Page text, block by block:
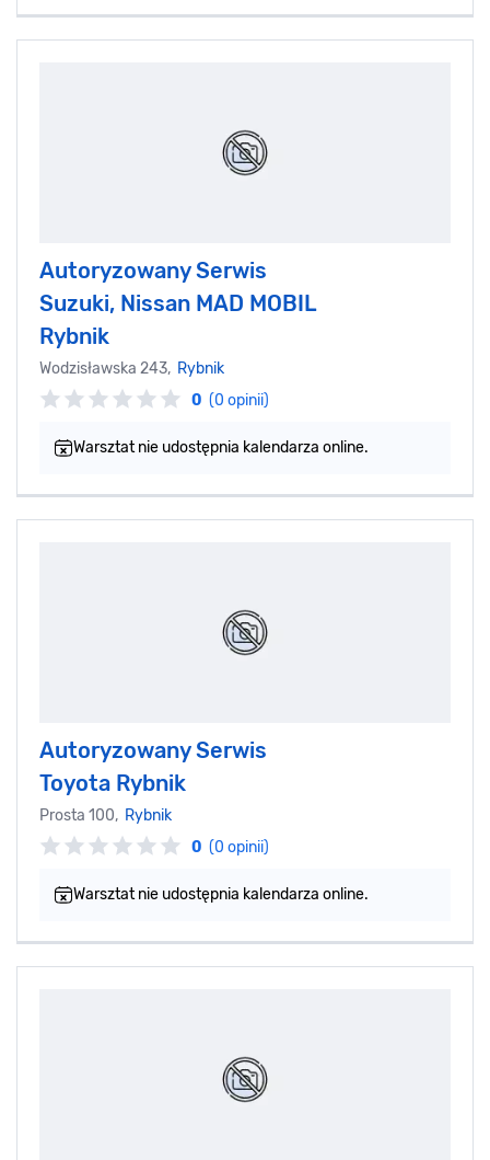
Autoryzowany Serwis
Suzuki, Nissan MAD MOBIL
Rybnik
Wodzisławska 243, Rybnik
0 (0 opinii)
Warsztat nie udostępnia kalendarza online.
Autoryzowany Serwis
Toyota Rybnik
Prosta 100, Rybnik
0 (0 opinii)
Warsztat nie udostępnia kalendarza online.